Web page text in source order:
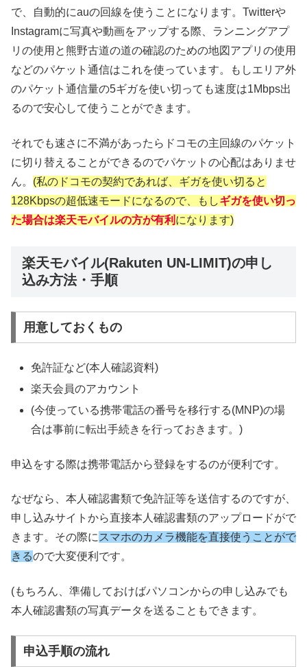
で、自動的にauの回線を使うことになります。Twitterや
Instagramに写真や動画をアップする際、ランニングアプ
リの使用と熊野古道の道の確認のための地図アプリの使用
などのパケット通信はこれを使っています。もしエリア外
のパケット通信量の5ギガを使い切っても速度は1Mbps出
るので安心して使うことができます。
それでも速さに不満があったらドコモの主回線のパケット
に切り替えることができるのでパケットの心配はありませ
ん。 (私のドコモの契約であれば、ギガを使い切ると
128Kbpsの超低速モードになるので、もしギガを使い切っ
た場合は楽天モバイルの方が有利 になります)
楽天モバイル(Rakuten UN-LIMIT)の申し
込み方法・手順
用意しておくもの
免許証など(本人確認資料)
楽天会員のアカウント
(今使っている携帯電話の番号を移行する(MNP)の場
合は事前に転出手続きを行っておきます。)
申込をする際は携帯電話から登録をするのが便利です。
なぜなら、本人確認書類で免許証等を送信するのですが、
申し込みサイトから直接本人確認書類のアップロードがで
きます。その際に スマホのカメラ機能を直接使うことがで
きるので大変便利です。
(もちろん、準備しておけばパソコンからの申し込みでも
本人確認書類の写真データを送ることもできます。
申込手順の流れ